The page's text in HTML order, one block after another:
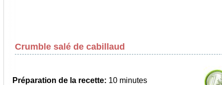
Crumble salé de cabillaud
Préparation de la recette: 10 minutes